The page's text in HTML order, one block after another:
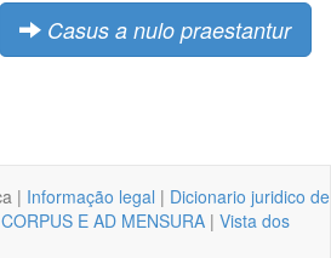
Casus a nulo praestantur
| Informação legal | Dicionario juridico de
E AD MENSURA | Vista dos